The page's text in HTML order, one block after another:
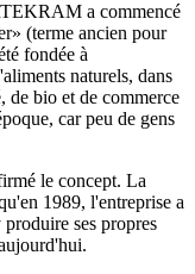
a commencé
(terme ancien pour
fondée à
naturels, dans
de bio et de commerce
car peu de gens
le concept. La
1989, l'entreprise a
ses propres